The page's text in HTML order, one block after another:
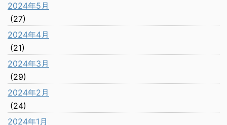
2024年5月
(27)
2024年4月
(21)
2024年3月
(29)
2024年2月
(24)
2024年1月